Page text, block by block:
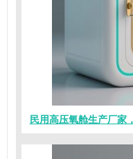
民用高压氧舱生产厂家